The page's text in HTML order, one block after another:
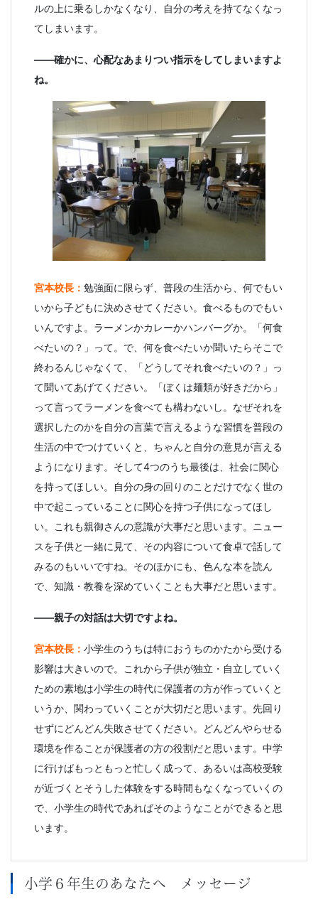
ルの上に乗るしかなくなり、自分の考えを持てなくなっ
てしまいます。
――確かに、心配なあまりつい指示をしてしまいますよ
ね。
宮本校長： 勉強面に限らず、普段の生活から、何でもい
いから子どもに決めさせてください。食べるものでもい
いんですよ。ラーメンかカレーかハンバーグか。「何食
べたいの？」って。で、何を食べたいか聞いたらそこで
終わるんじゃなくて、「どうしてそれ食べたいの？」っ
て聞いてあげてください。「ぼくは麺類が好きだから」
って言ってラーメンを食べても構わないし。なぜそれを
選択したのかを自分の言葉で言えるような習慣を普段の
生活の中でつけていくと、ちゃんと自分の意見が言える
ようになります。そして4つのうち最後は、社会に関心
を持ってほしい。自分の身の回りのことだけでなく世の
中で起こっていることに関心を持つ子供になってほし
い。これも親御さんの意識が大事だと思います。ニュー
スを子供と一緒に見て、その内容について食卓で話して
みるのもいいですね。そのほかにも、色んな本を読ん
で、知識・教養を深めていくことも大事だと思います。
――親子の対話は大切ですよね。
宮本校長： 小学生のうちは特におうちのかたから受ける
影響は大きいので。これから子供が独立・自立していく
ための素地は小学生の時代に保護者の方が作っていくと
いうか、関わっていくことが大切だと思います。先回り
せずにどんどん失敗させてください。どんどんやらせる
環境を作ることが保護者の方の役割だと思います。中学
に行けばもっともっと忙しく成って、あるいは高校受験
が近づくとそうした体験をする時間もなくなっていくの
で、小学生の時代であればそのようなことができると思
います。
小学６年生のあなたへ メッセージ